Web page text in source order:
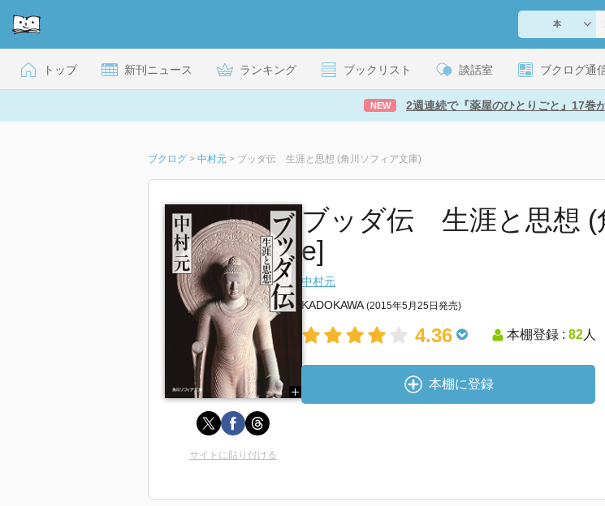
トップ 新刊ニュース ランキング ブックリスト 談話室 ブクログ通
NEW 2週連続で『薬屋のひとりごと』17巻
ブクログ > 中村元 > ブッダ伝 生涯と思想 (角川ソフィア文庫)
ブッダ伝 生涯と思想 (
e]
中村元
KADOKAWA(2015年5月25日発売)
4.36 本棚登録 : 82人
本棚に登録
サイトに貼り付ける